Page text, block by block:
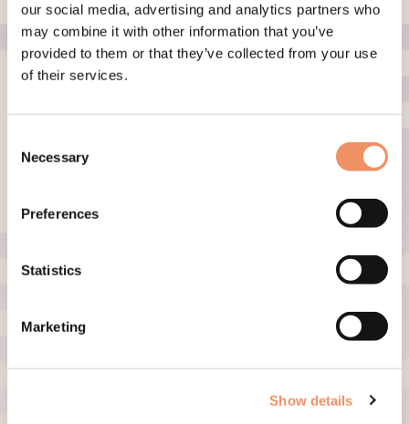
our social media, advertising and analytics partners who
may combine it with other information that you’ve
provided to them or that they’ve collected from your use
of their services.
Selection
Necessary
Preferences
Statistics
Marketing
Show details
10 Häufig gestellte Fragen zu
unseren Escape-Erlebnissen für
Zuhause
Lesezeit:3 min